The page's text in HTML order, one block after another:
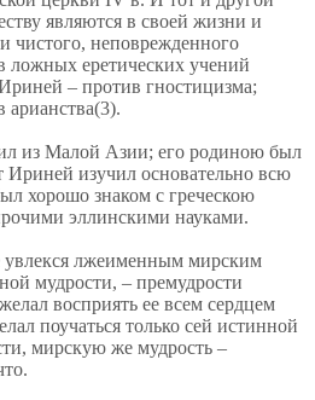
являются в своей жизни и
чистого, неповрежденного
ложных еретических учений
– против гностицизма;
арианства(3).
из Малой Азии; его родиною был
изучил основательно всю
хорошо знаком с греческою
эллинскими науками.
лжеименным мирским
мудрости, – премудрости
восприять ее всем сердцем
поучаться только сей истинной
мирскую же мудрость –